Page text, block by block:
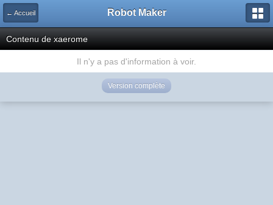
← Accueil Robot Maker
Contenu de xaerome
Il n'y a pas d'information à voir.
Version complète